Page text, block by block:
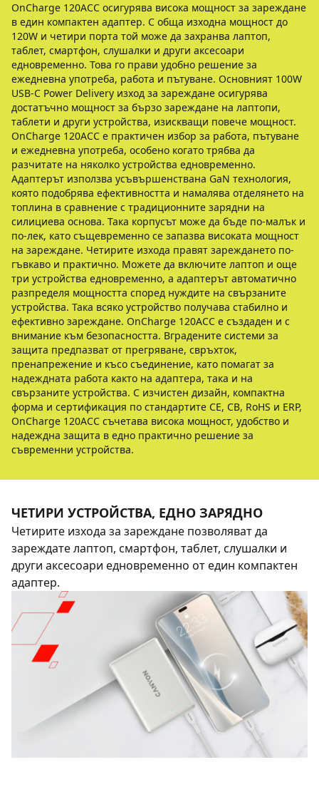
OnCharge 120ACC осигурява висока мощност за зареждане
в един компактен адаптер. С обща изходна мощност до
120W и четири порта той може да захранва лаптоп,
таблет, смартфон, слушалки и други аксесоари
едновременно. Това го прави удобно решение за
ежедневна употреба, работа и пътуване. Основният 100W
USB-C Power Delivery изход за зареждане осигурява
достатъчно мощност за бързо зареждане на лаптопи,
таблети и други устройства, изискващи повече мощност.
OnCharge 120ACC е практичен избор за работа, пътуване
и ежедневна употреба, особено когато трябва да
разчитате на няколко устройства едновременно.
Адаптерът използва усъвършенствана GaN технология,
която подобрява ефективността и намалява отделянето на
топлина в сравнение с традиционните зарядни на
силициева основа. Така корпусът може да бъде по-малък и
по-лек, като същевременно се запазва високата мощност
на зареждане. Четирите изхода правят зареждането по-
гъвкаво и практично. Можете да включите лаптоп и още
три устройства едновременно, а адаптерът автоматично
разпределя мощността според нуждите на свързаните
устройства. Така всяко устройство получава стабилно и
ефективно зареждане. OnCharge 120ACC е създаден и с
внимание към безопасността. Вградените системи за
защита предпазват от прегряване, свръхток,
пренапрежение и късо съединение, като помагат за
надеждната работа както на адаптера, така и на
свързаните устройства. С изчистен дизайн, компактна
форма и сертификация по стандартите CE, CB, RoHS и ERP,
OnCharge 120ACC съчетава висока мощност, удобство и
надеждна защита в едно практично решение за
съвременни устройства.
ЧЕТИРИ УСТРОЙСТВА, ЕДНО ЗАРЯДНО
Четирите изхода за зареждане позволяват да
зареждате лаптоп, смартфон, таблет, слушалки и
други аксесоари едновременно от един компактен
адаптер.